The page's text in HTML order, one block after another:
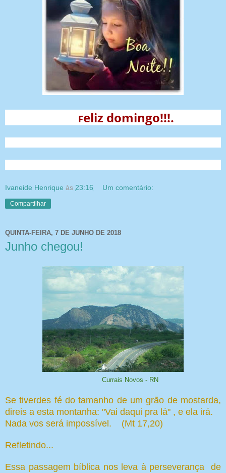
Feliz domingo!!!.
Ivaneide Henrique às 23:16 Um comentário:
Compartilhar
QUINTA-FEIRA, 7 DE JUNHO DE 2018
Junho chegou!
Currais Novos - RN
Se tiverdes fé do tamanho de um grão de mostarda,
direis a esta montanha: "Vai daqui pra lá" , e ela irá.
Nada vos será impossível. (Mt 17,20)
Refletindo...
Essa passagem bíblica nos leva à perseverança de